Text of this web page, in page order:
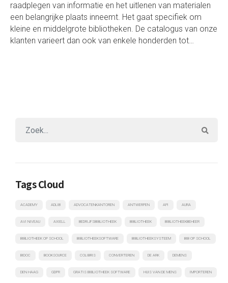
raadplegen van informatie en het uitlenen van materialen
een belangrijke plaats inneemt. Het gaat specifiek om
kleine en middelgrote bibliotheken. De catalogus van onze
klanten varieert dan ook van enkele honderden tot…
Tags Cloud
ACADEMY ADLIB ADVOCATENKANTOREN ANTWERPEN API AURA
AVI NIVEAU AXIELL BEDRIJFSBIBLIOTHEEK BIBLIOTHEEK BIBLIOTHEEKBEHEER
BIBLIOTHEEK OP SCHOOL BIBLIOTHEEKSOFTWARE BIBLIOTHEEKSYSTEEM BIB OP SCHOOL
BIDOC BOOKSOURCE COLIBRIS CONVERTEREN DE ARK DEMENS
DEN HAAG GDPR GRATIS BIBLIOTHEEK SOFTWARE HUIS VAN DE MENS IMPORTEREN